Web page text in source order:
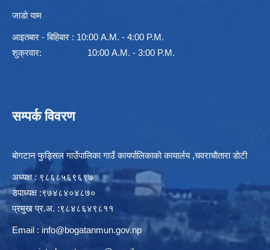
जाडो याम
आइतबार - बिहिबार : 10:00 A.M. - 4:00 P.M.
शुक्रवार: 10:00 A.M. - 3:00 P.M.
सम्पर्क विवरण
बाेगटान फुड्सिल गाउँपालिका गाउँ कायर्पालिकाकाे कायार्लय ,चवराचाैतारा डाेटी
अध्यक्ष : ९८६८५६९६९७
उपाध्यक्ष :९७४८४०४८७०
प्रमुख प्र.अ. :९८४८६४९८११
Email : info@bogatanmun.gov.np